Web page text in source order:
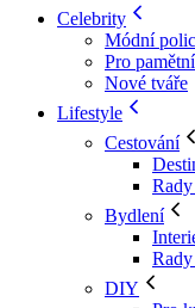
Celebrity
Módní
Pro
Nové tváře
Lifestyle
Cestování
Bydlení
DIY